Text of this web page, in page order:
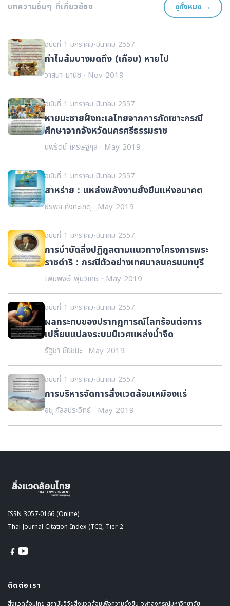
บทความอื่นๆ ที่เกี่ยวข้อง ดูทั้งหมด →
ฉบับที่ 1 มกราคม-มีนาคม 2557
ทำไมส้มบางมดถึง (เกือบ) หายไป
วาสนา มานิช · Nov 2019
ฉบับที่ 1 มกราคม-มีนาคม 2557
หายนะชายฝั่งทะเลไทยจากการกัดเซาะกรณี
ศึกษาจากจังหวัดนครศรีธรรมราช
นพรัตน์ เศรษฐกุล · May 2019
ฉบับที่ 1 มกราคม-มีนาคม 2557
สาหร่าย : แหล่งพลังงานยั่งยืนแห่งอนาคต
ธีรพล คังคะเกตุ · May 2019
ฉบับที่ 1 มกราคม-มีนาคม 2557
การบำบัดสิ่งปฏิกูลตามแนวทางโครงการพระ
ราชดำริ : กรณีตัวอย่างเทศบาลนครนนทบุรี
เพิ่มพงษ์ พุ่มวิเศษ · May 2019
ฉบับที่ 1 มกราคม-มีนาคม 2557
ผลกระทบของปรากฏการณ์โลกร้อนต่อการ
เปลี่ยนแปลงระบบนิเวศแหล่งน้ำจืด
รัฐชา ชัยชนะ · May 2019
ฉบับที่ 1 มกราคม-มีนาคม 2557
การบริหารจัดการสิ่งแวดล้อมเหมืองแร่
อนุ กัลลประวิทย์ · May 2019
ISSN 3057-0166 (Online)
Thai-Journal Citation Index (TCI), Tier 2
ติดต่อเรา
สิ่งแวดล้อมไทย สถาบันวิจัยสิ่งแวดล้อมเพื่อความยั่งยืน จุฬาลงกรณ์มหาวิทยาลัย